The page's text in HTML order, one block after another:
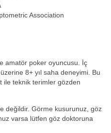
Association
amatör poker oyuncusu. İç
8+ yıl saha deneyimi. Bu
ile teknik terimler gözden
değildir. Görme kusurunuz, göz
varsa lütfen göz doktoruna